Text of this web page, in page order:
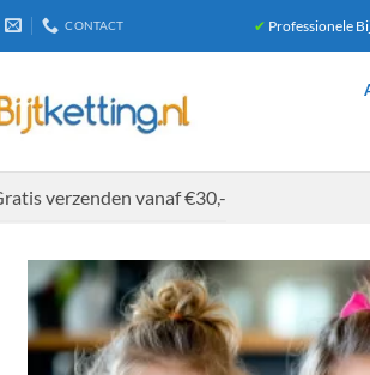
CONTACT ✔ Professionele
verzenden vanaf €30,-